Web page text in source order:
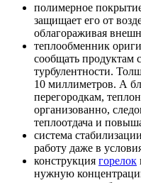
полимерное
защищает его от
облагораживая
теплообменник
сообщать продуктам
турбулентности.
10 миллиметров. А
перегородкам,
организованно,
теплоотдача и
система
работу даже в
конструкция горелок
нужную